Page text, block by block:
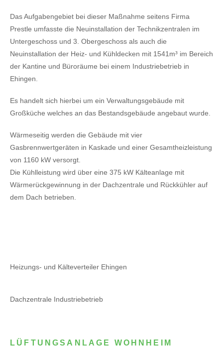
Das Aufgabengebiet bei dieser Maßnahme seitens Firma
Prestle umfasste die Neuinstallation der Technikzentralen im
Untergeschoss und 3. Obergeschoss als auch die
Neuinstallation der Heiz- und Kühldecken mit 1541m³ im Bereich
der Kantine und Büroräume bei einem Industriebetrieb in
Ehingen.
Es handelt sich hierbei um ein Verwaltungsgebäude mit
Großküche welches an das Bestandsgebäude angebaut wurde.
Wärmeseitig werden die Gebäude mit vier
Gasbrennwertgeräten in Kaskade und einer Gesamtheizleistung
von 1160 kW versorgt.
Die Kühlleistung wird über eine 375 kW Kälteanlage mit
Wärmerückgewinnung in der Dachzentrale und Rückkühler auf
dem Dach betrieben.
Heizungs- und Kälteverteiler Ehingen
Dachzentrale Industriebetrieb
LÜFTUNGSANLAGE WOHNHEIM